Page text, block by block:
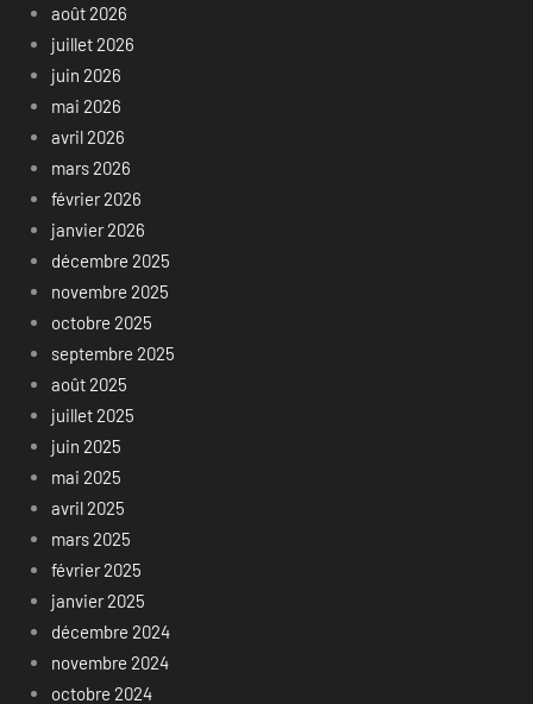
août 2026
juillet 2026
juin 2026
mai 2026
avril 2026
mars 2026
février 2026
janvier 2026
décembre 2025
novembre 2025
octobre 2025
septembre 2025
août 2025
juillet 2025
juin 2025
mai 2025
avril 2025
mars 2025
février 2025
janvier 2025
décembre 2024
novembre 2024
octobre 2024